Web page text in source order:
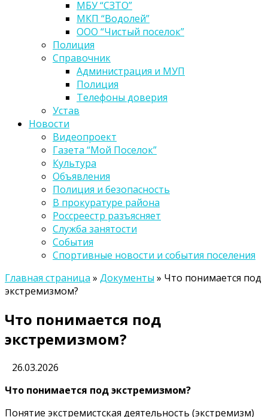
МБУ “СЗТО”
МКП “Водолей”
ООО “Чистый поселок”
Полиция
Справочник
Администрация и МУП
Полиция
Телефоны доверия
Устав
Новости
Видеопроект
Газета “Мой Поселок”
Культура
Объявления
Полиция и безопасность
В прокуратуре района
Россреестр разъясняет
Служба занятости
События
Спортивные новости и события поселения
Главная страница » Документы » Что понимается под
экстремизмом?
Что понимается под
экстремизмом?
26.03.2026
Что понимается под экстремизмом?
Понятие экстремистская деятельность (экстремизм)